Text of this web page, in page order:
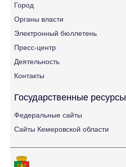
Город
Органы власти
Электронный бюллетень
Пресс-центр
Деятельность
Контакты
Государственные ресурсы
Федеральные сайты
Сайты Кемеровской области